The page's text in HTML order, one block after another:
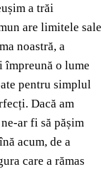
a trăi
are limitele sale
noastră, a
împreună o lume
pentru simplul
Dacă am
ar fi să pășim
acum, de a
care a rămas